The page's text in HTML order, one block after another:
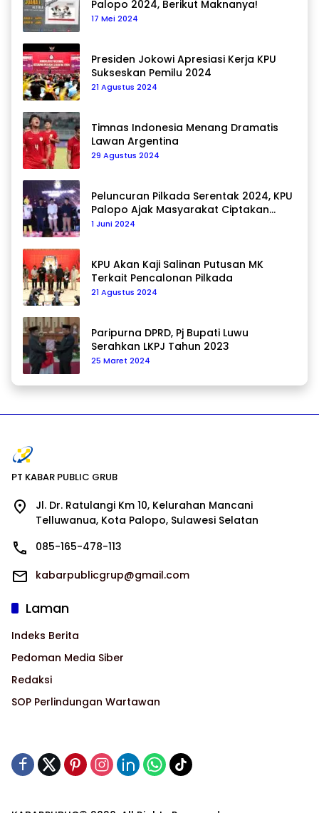
Palopo 2024, Berikut Maknanya!
17 Mei 2024
Presiden Jokowi Apresiasi Kerja KPU
Sukseskan Pemilu 2024
21 Agustus 2024
Timnas Indonesia Menang Dramatis
Lawan Argentina
29 Agustus 2024
Peluncuran Pilkada Serentak 2024, KPU
Palopo Ajak Masyarakat Ciptakan
Pilkada Damai
1 Juni 2024
KPU Akan Kaji Salinan Putusan MK
Terkait Pencalonan Pilkada
21 Agustus 2024
Paripurna DPRD, Pj Bupati Luwu
Serahkan LKPJ Tahun 2023
25 Maret 2024
PT KABAR PUBLIC GRUB
Jl. Dr. Ratulangi Km 10, Kelurahan Mancani
Telluwanua, Kota Palopo, Sulawesi Selatan
085-165-478-113
kabarpublicgrup@gmail.com
Laman
Indeks Berita
Pedoman Media Siber
Redaksi
SOP Perlindungan Wartawan